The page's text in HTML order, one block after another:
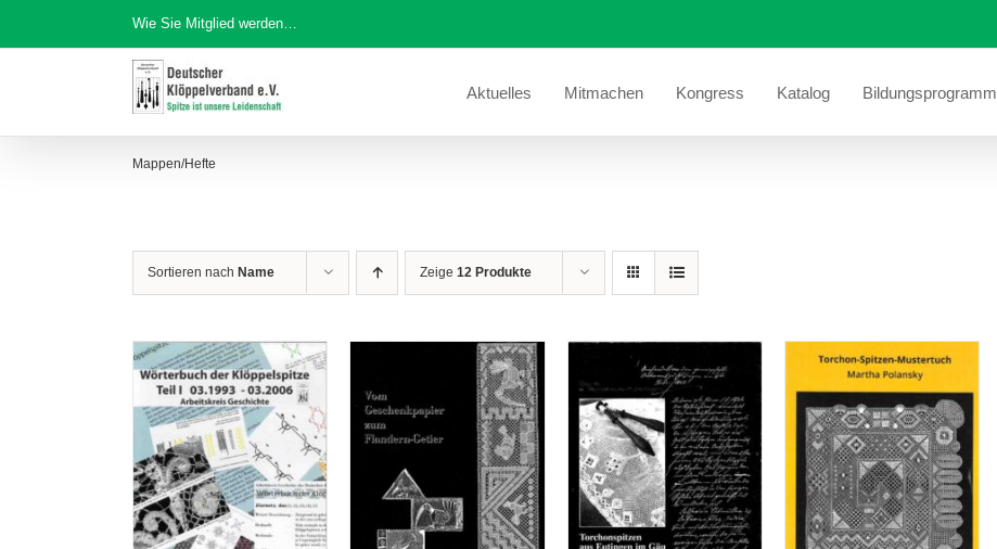
Inhalt
Wie Sie Mitglied werden…
Aktuelles Mitmachen Kongress Katalog Bildungsprogramm
Mappen/Hefte
Sortieren nach Name Zeige 12 Produkte